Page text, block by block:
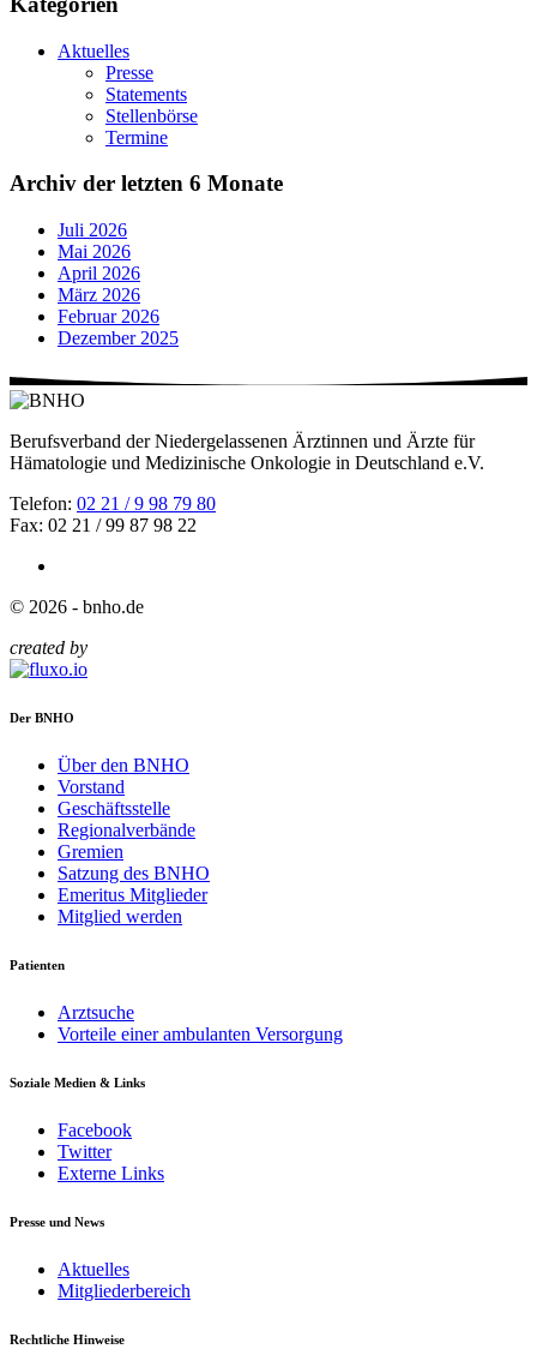
Aktuelles
Presse
Statements
Stellenbörse
Termine
Archiv der letzten 6 Monate
Juli 2026
Mai 2026
April 2026
März 2026
Februar 2026
Dezember 2025
Berufsverband der Niedergelassenen Ärztinnen und Ärzte für
Hämatologie und Medizinische Onkologie in Deutschland e.V.
Telefon: 02 21 / 9 98 79 80
Fax: 02 21 / 99 87 98 22
© 2026 - bnho.de
created by
Der BNHO
Über den BNHO
Vorstand
Geschäftsstelle
Regionalverbände
Gremien
Satzung des BNHO
Emeritus Mitglieder
Mitglied werden
Patienten
Arztsuche
Vorteile einer ambulanten Versorgung
Soziale Medien & Links
Facebook
Twitter
Externe Links
Presse und News
Aktuelles
Mitgliederbereich
Rechtliche Hinweise